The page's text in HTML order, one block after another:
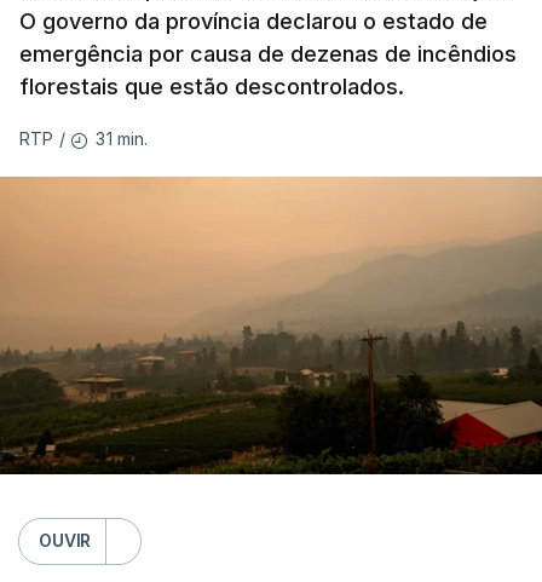
O governo da província declarou o estado de
emergência por causa de dezenas de incêndios
florestais que estão descontrolados.
RTP / 31 min.
OUVIR